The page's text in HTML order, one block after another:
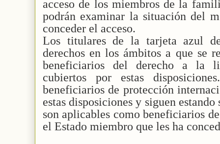
acceso de los miembros de la
podrán examinar la situación del
conceder el acceso.
Los titulares de la tarjeta azul
derechos en los ámbitos a que se
beneficiarios del derecho a la
cubiertos por estas
beneficiarios de protección
estas disposiciones y siguen
son aplicables como beneficiarios
el Estado miembro que les ha